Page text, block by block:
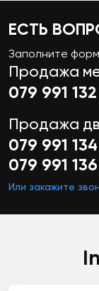
ЕСТЬ
Заполните
Продажа
079 991 132
Продажа
079 991 134
079 991 136
Или закажите